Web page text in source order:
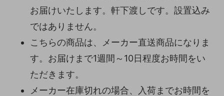
お届けいたします。軒下渡しです。設置込み
ではありません。
こちらの商品は、メーカー直送商品になりま
す。お届けまで1週間～10日程度お時間をい
ただきます。
メーカー在庫切れの場合、入荷までお時間を